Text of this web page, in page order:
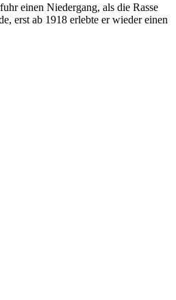
einen Niedergang, als die Rasse
erst ab 1918 erlebte er wieder einen